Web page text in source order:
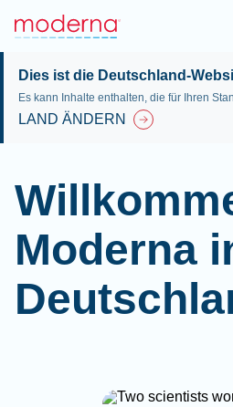
Dies ist die Deutschland-
Es kann Inhalte enthalten, die für Ihren
LAND ÄNDERN
Moderna